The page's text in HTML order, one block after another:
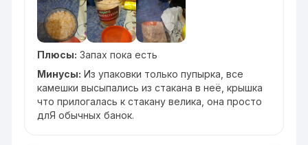
Плюсы: Запах пока есть
Минусы: Из упаковки только пупырка, все
камешки высыпались из стакана в неё, крышка
что прилогалась к стакану велика, она просто
длЯ обычных банок.